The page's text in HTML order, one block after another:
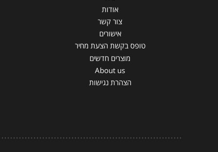
אודות
צור קשר
אישורים
טופס בקשת הצעת מחיר
מוצרים חדשים
About us
הצהרת נגישות